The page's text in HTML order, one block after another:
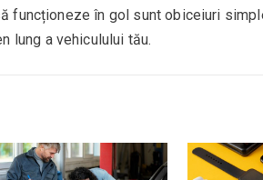
funcționeze în gol sunt obiceiuri
lung a vehiculului tău.